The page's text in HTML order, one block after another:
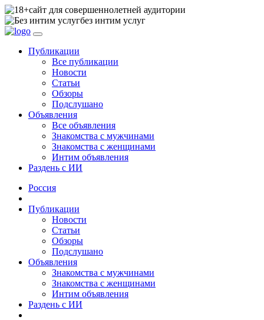
сайт для совершеннолетней аудитории
без интим услуг
Публикации
Все публикации
Новости
Статьи
Обзоры
Подслушано
Объявления
Все объявления
Знакомства с мужчинами
Знакомства с женщинами
Интим объявления
Раздень с ИИ
Россия
Публикации
Новости
Статьи
Обзоры
Подслушано
Объявления
Знакомства с мужчинами
Знакомства с женщинами
Интим объявления
Раздень с ИИ